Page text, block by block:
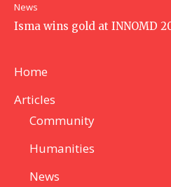
News
Isma wins gold at INNOMD
Home
Articles
Community
Humanities
News